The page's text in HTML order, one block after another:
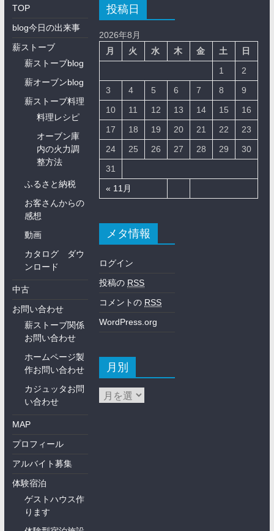
TOP
blog今日の出来事
薪ストーブ
薪ストーブblog
薪オーブンblog
薪ストーブ料理
料理レシピ
オーブン庫
内の火力調
整方法
ふるさと納税
お客さんからの
感想
動画
カタログ ダウ
ンロード
中古
お問い合わせ
薪ストーブ関係
お問い合わせ
ホームページ製
作お問い合わせ
カジュッタお問
い合わせ
MAP
プロフィール
アルバイト募集
体験宿泊
ゲストハウス作
ります
投稿日
2026年8月
月
火 水 木 金 土 日
« 11月
1
2
3
4 5 6 7 8
9
10
11 12 13 14 15
16
17
18 19 20 21 22
23
24
25 26 27 28 29
30
31
メタ情報
ログイン
投稿の RSS
コメントの RSS
WordPress.org
月別